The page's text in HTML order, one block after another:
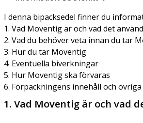
I denna bipacksedel finner du
1. Vad Moventig är och vad det
2. Vad du behöver veta innan du tar
3. Hur du tar Moventig
4. Eventuella biverkningar
5. Hur Moventig ska förvaras
6. Förpackningens innehåll och
1. Vad Moventig är och vad